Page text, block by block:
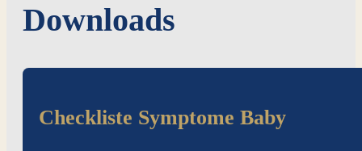
Downloads
Checkliste Symptome Baby